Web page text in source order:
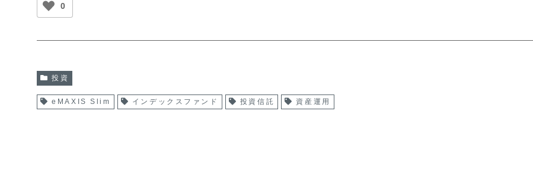
0
投資
eMAXIS Slim インデックスファンド 投資信託 資産運用